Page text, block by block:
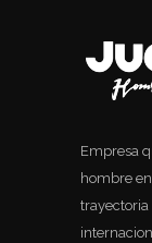
Empresa
hombre